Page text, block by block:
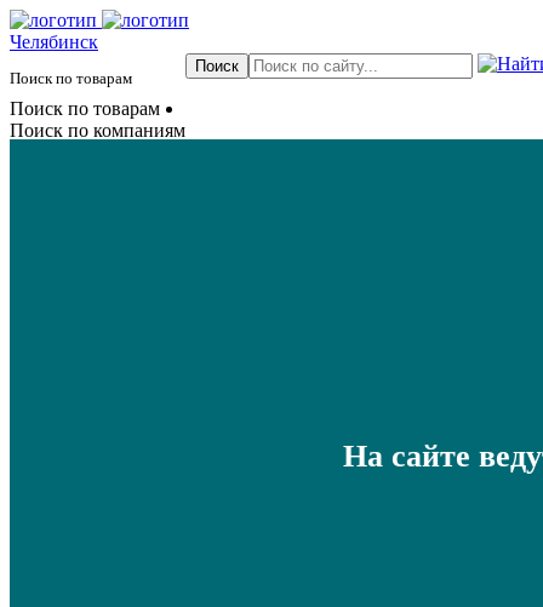
Челябинск
Поиск по товарам
Поиск по товарам
Поиск по компаниям
На сайте